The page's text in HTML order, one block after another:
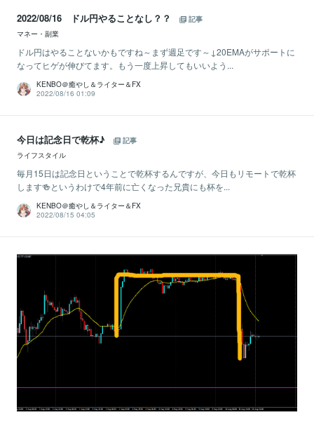
2022/08/16 ドル円やることなし？？
記事
マネー・副業
ドル円はやることないかもですね～まず週足です～↓20EMAがサポートに
なってヒゲが伸びてます。もう一度上昇してもいいよう...
KENBO＠癒やし＆ライター＆FX
2022/08/16 01:09
今日は記念日で乾杯♪
記事
ライフスタイル
毎月15日は記念日ということで乾杯するんですが、今日もリモートで乾杯
します🍻というわけで4年前に亡くなった兄貴にも杯を...
KENBO＠癒やし＆ライター＆FX
2022/08/15 04:05